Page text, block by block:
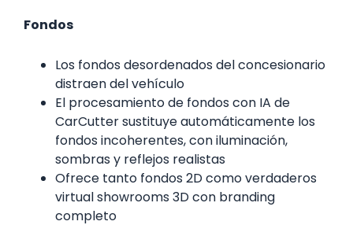
Fondos
Los fondos desordenados del concesionario
distraen del vehículo
El procesamiento de fondos con IA de
CarCutter sustituye automáticamente los
fondos incoherentes, con iluminación,
sombras y reflejos realistas
Ofrece tanto fondos 2D como verdaderos
virtual showrooms 3D con branding
completo